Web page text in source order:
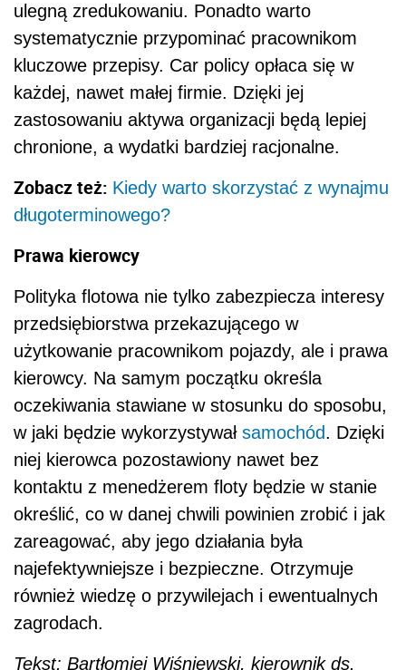
ulegną zredukowaniu. Ponadto warto
systematycznie przypominać pracownikom
kluczowe przepisy. Car policy opłaca się w
każdej, nawet małej firmie. Dzięki jej
zastosowaniu aktywa organizacji będą lepiej
chronione, a wydatki bardziej racjonalne.
Zobacz też: Kiedy warto skorzystać z wynajmu
długoterminowego?
Prawa kierowcy
Polityka flotowa nie tylko zabezpiecza interesy
przedsiębiorstwa przekazującego w
użytkowanie pracownikom pojazdy, ale i prawa
kierowcy. Na samym początku określa
oczekiwania stawiane w stosunku do sposobu,
w jaki będzie wykorzystywał samochód. Dzięki
niej kierowca pozostawiony nawet bez
kontaktu z menedżerem floty będzie w stanie
określić, co w danej chwili powinien zrobić i jak
zareagować, aby jego działania była
najefektywniejsze i bezpieczne. Otrzymuje
również wiedzę o przywilejach i ewentualnych
zagrodach.
Tekst: Bartłomiej Wiśniewski, kierownik ds.